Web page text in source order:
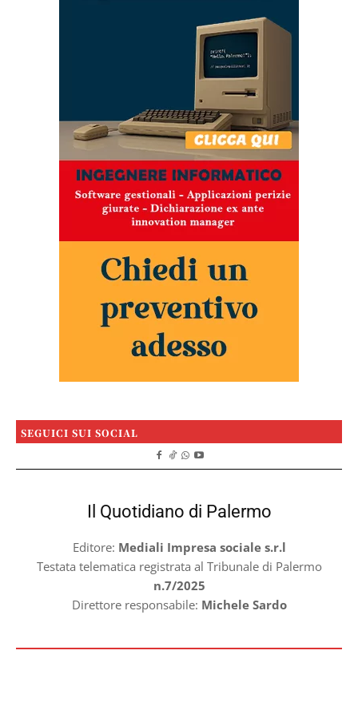
SEGUICI SUI SOCIAL
Il Quotidiano di Palermo
Editore: Mediali Impresa sociale s.r.l
Testata telematica registrata al Tribunale di Palermo
n.7/2025
Direttore responsabile: Michele Sardo